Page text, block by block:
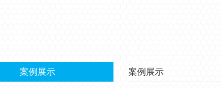
案例展示 案例展示